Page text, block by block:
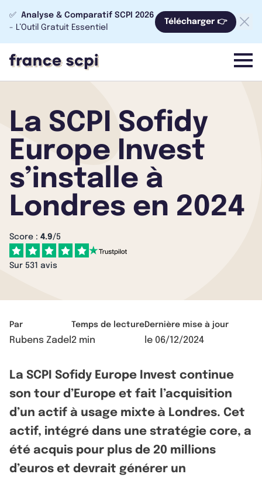
✅ Analyse & Comparatif SCPI 2026
- L’Outil Gratuit Essentiel
Télécharger 👉
menu
La SCPI Sofidy
Europe Invest
s’installe à
Londres en 2024
Score : 4.9/5
Sur 531 avis
Par
Rubens Zadel
Temps de lecture
2 min
Dernière mise à jour
le 06/12/2024
La SCPI Sofidy Europe Invest continue
son tour d’Europe et fait l’acquisition
d’un actif à usage mixte à Londres. Cet
actif, intégré dans une stratégie core, a
été acquis pour plus de 20 millions
d’euros et devrait générer un